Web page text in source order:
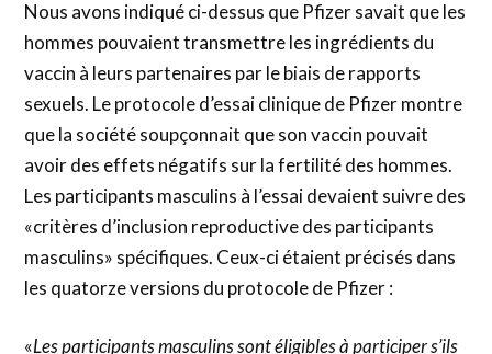
Nous avons indiqué ci-dessus que Pfizer savait que les
hommes pouvaient transmettre les ingrédients du
vaccin à leurs partenaires par le biais de rapports
sexuels. Le protocole d’essai clinique de Pfizer montre
que la société soupçonnait que son vaccin pouvait
avoir des effets négatifs sur la fertilité des hommes.
Les participants masculins à l’essai devaient suivre des
«critères d’inclusion reproductive des participants
masculins» spécifiques. Ceux-ci étaient précisés dans
les quatorze versions du protocole de Pfizer :
«Les participants masculins sont éligibles à participer s’ils